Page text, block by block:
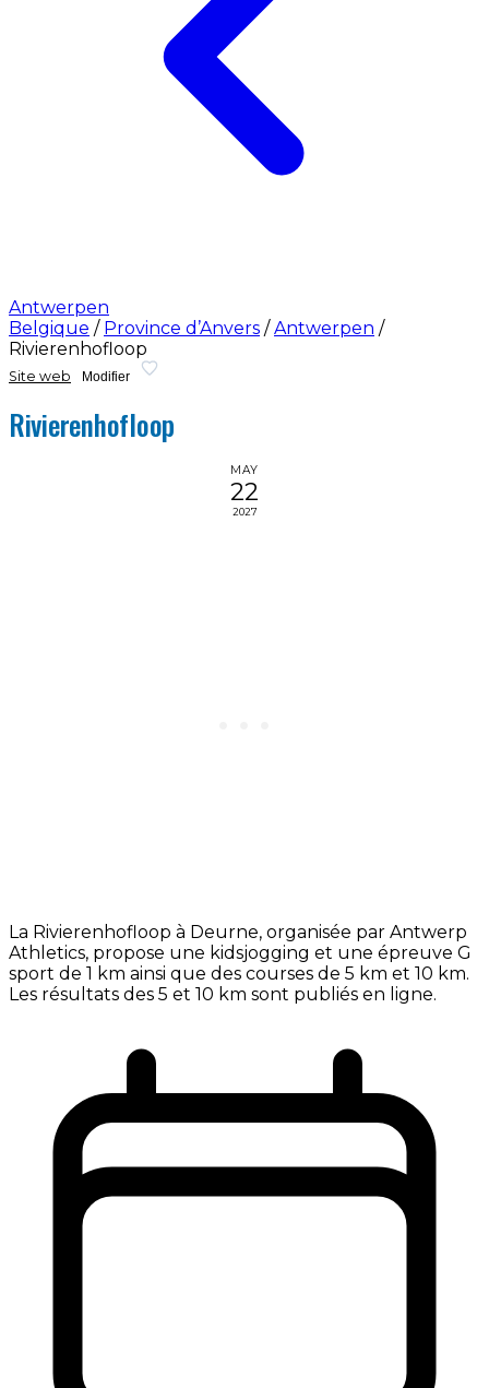
Antwerpen
Belgique / Province d’Anvers / Antwerpen /
Rivierenhofloop
Site web Modifier
Rivierenhofloop
MAY
22
2027
La Rivierenhofloop à Deurne, organisée par Antwerp
Athletics, propose une kidsjogging et une épreuve G
sport de 1 km ainsi que des courses de 5 km et 10 km.
Les résultats des 5 et 10 km sont publiés en ligne.